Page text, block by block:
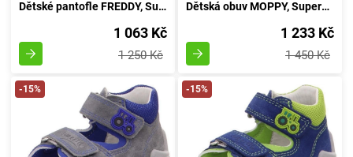
Dětské pantofle FREDDY, Superfit, 4-00140-82, azurový - velikost 22
1 063 Kč
1 250 Kč
Dětská obuv MOPPY, Superfit, model 0-606348-2500, barva oranžová, velikost 23
1 233 Kč
1 450 Kč
-15% -15%